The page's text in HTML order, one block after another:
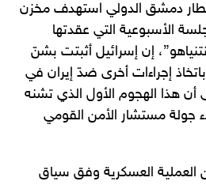
دمشق الدولي استهدف مخزن
الأسبوعية التي عقدتها
إن إسرائيل أثبتت بشنّ
إجراءات أخرى ضدّ إيران في
أن هذا الهجوم الأول الذي تشنه
جولة مستشار الأمن القومي
العملية العسكرية وفق سياق